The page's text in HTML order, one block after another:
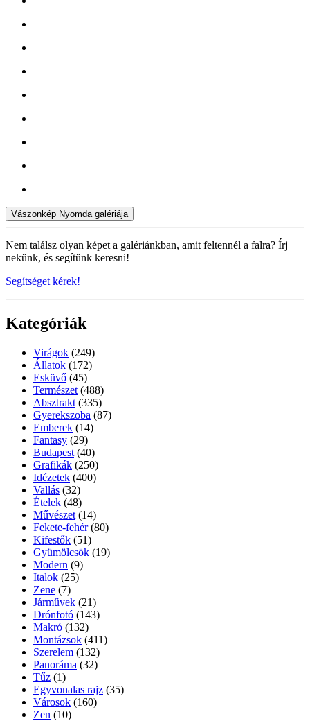
Vászonkép Nyomda galériája
Nem találsz olyan képet a galériánkban, amit feltennél a falra? Írj
nekünk, és segítünk keresni!
Segítséget kérek!
Kategóriák
Virágok (249)
Állatok (172)
Esküvő (45)
Természet (488)
Absztrakt (335)
Gyerekszoba (87)
Emberek (14)
Fantasy (29)
Budapest (40)
Grafikák (250)
Idézetek (400)
Vallás (32)
Ételek (48)
Művészet (14)
Fekete-fehér (80)
Kifestők (51)
Gyümölcsök (19)
Modern (9)
Italok (25)
Zene (7)
Járművek (21)
Drónfotó (143)
Makró (132)
Montázsok (411)
Szerelem (132)
Panoráma (32)
Tűz (1)
Egyvonalas rajz (35)
Városok (160)
Zen (10)